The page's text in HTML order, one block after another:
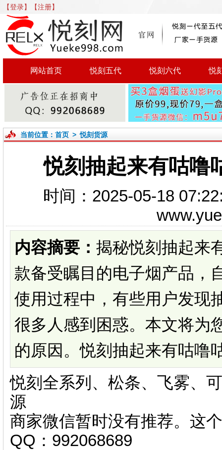
【登录】 【注册】
网站首页 悦刻五代 悦刻六代 悦
当前位置： 首页>悦刻货源
悦刻抽起来有咕噜
时间：2025-05-18
内容摘要： 揭秘悦刻抽起来
款备受瞩目的电子烟产品，
使用过程中，有些用户发现
很多人感到困惑。本文将为
的原因。悦刻抽起来有咕噜
悦刻全系列、松条、飞雾、
源
商家微信暂时没有推荐。这
QQ：992068689